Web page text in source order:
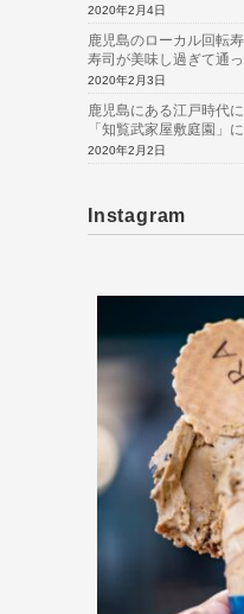
2020年2月4日
鹿児島のローカル回転
寿司が美味し過ぎて通っ
2020年2月3日
鹿児島にある江戸時代
「知覧武家屋敷庭園」
2020年2月2日
Instagram